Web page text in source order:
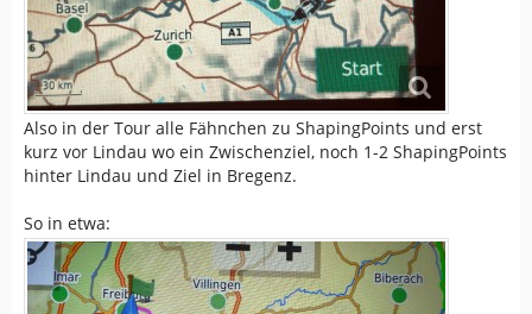
Also in der Tour alle Fähnchen zu ShapingPoints und erst
kurz vor Lindau wo ein Zwischenziel, noch 1-2 ShapingPoints
hinter Lindau und Ziel in Bregenz.
So in etwa: